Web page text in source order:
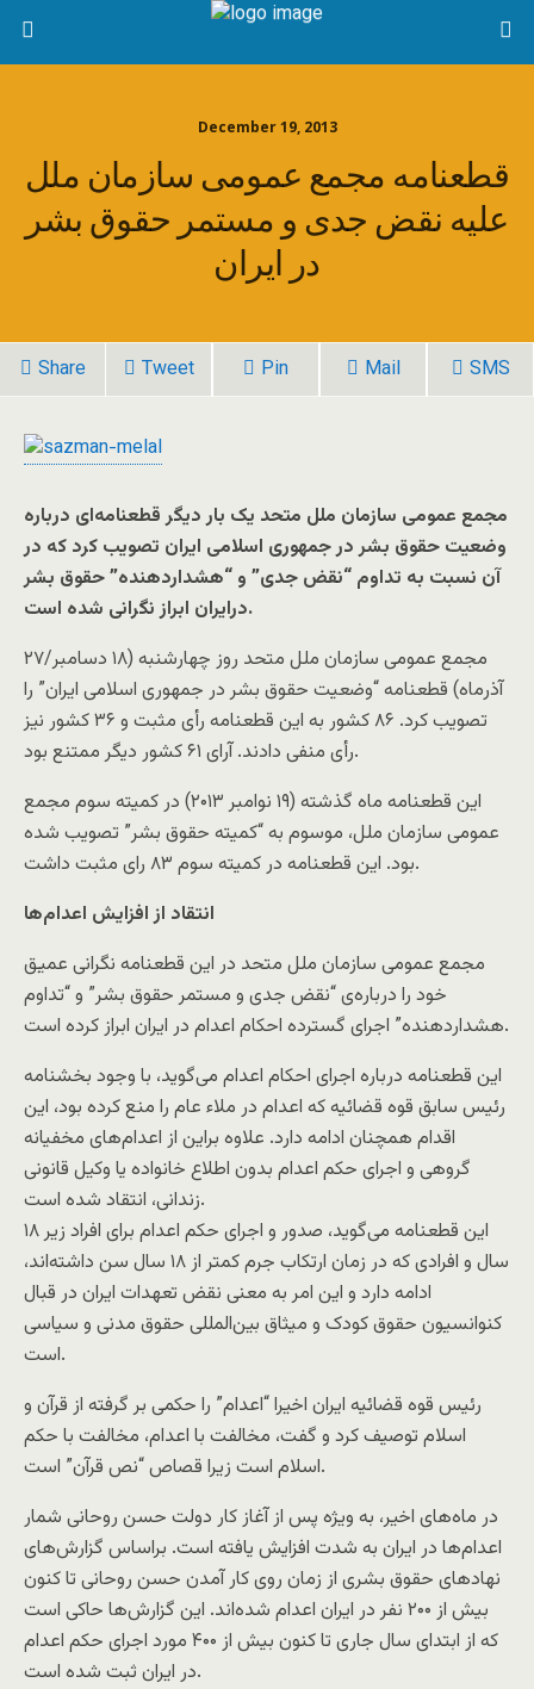
December 19, 2013
قطعنامه مجمع عمومی سازمان ملل
علیه نقض جدی و مستمر حقوق بشر
در ایران
Share Tweet Pin Mail SMS
مجمع عمومی سازمان ملل متحد یک بار دیگر قطعنامه‌ای درباره
وضعیت حقوق بشر در جمهوری اسلامی ایران تصویب کرد که در
آن نسبت به تداوم “نقض جدی” و “هشداردهنده” حقوق بشر
درایران ابراز نگرانی شده است.
مجمع عمومی سازمان ملل متحد روز چهارشنبه (۱۸ دسامبر/۲۷
آذرماه) قطعنامه “وضعیت حقوق بشر در جمهوری اسلامی ایران” را
تصویب کرد. ۸۶ کشور به این قطعنامه رأی مثبت و ۳۶ کشور نیز
رأی منفی دادند. آرای ۶۱ کشور دیگر ممتنع بود.
این قطعنامه ماه گذشته (۱۹ نوامبر ۲۰۱۳) در کمیته سوم مجمع
عمومی سازمان ملل، موسوم به “کمیته حقوق بشر” تصویب شده
بود. این قطعنامه در کمیته سوم ۸۳ رای مثبت داشت.
انتقاد از افزایش اعدام‌ها
مجمع عمومی سازمان ملل متحد در این قطعنامه نگرانی عمیق
خود را درباره‌ی “نقض جدی و مستمر حقوق بشر” و “تداوم
هشداردهنده” اجرای گسترده احکام اعدام در ایران ابراز کرده است.
این قطعنامه درباره اجرای احکام اعدام می‌گوید، با وجود بخشنامه
رئیس سابق قوه قضائیه که اعدام در ملاء عام را منع کرده بود، این
اقدام همچنان ادامه دارد. علاوه براین از اعدام‌های مخفیانه
گروهی و اجرای حکم اعدام بدون اطلاع خانواده یا وکیل قانونی
زندانی، انتقاد شده است.
این قطعنامه می‌گوید، صدور و اجرای حکم اعدام برای افراد زیر ۱۸
سال و افرادی که در زمان ارتکاب جرم کمتر از ۱۸ سال سن داشته‌اند،
ادامه دارد و این امر به معنی نقض تعهدات ایران در قبال
کنوانسیون حقوق کودک و میثاق بین‌المللی حقوق مدنی و سیاسی
است.
رئیس قوه قضائیه ایران اخیرا “اعدام” را حکمی بر گرفته از قرآن و
اسلام توصیف کرد و گفت، مخالفت با اعدام، مخالفت با حکم
اسلام است زیرا قصاص “نص قرآن” است.
در ماه‌های اخیر، به ویژه پس از آغاز کار دولت حسن روحانی شمار
اعدام‌ها در ایران به شدت افزایش یافته است. براساس گزارش‌های
نهادهای حقوق بشری از زمان روی‌ کار آمدن حسن روحانی تا کنون
بیش از ۲۰۰ نفر در ایران اعدام‌ شده‌اند. این گزارش‌ها حاکی است
که از ابتدای سال جاری تا کنون بیش از ۴۰۰ مورد اجرای حکم اعدام
در ایران ثبت شده است.